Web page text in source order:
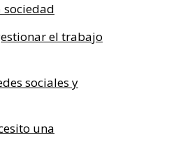
sociedad
el trabajo
sociales y
una